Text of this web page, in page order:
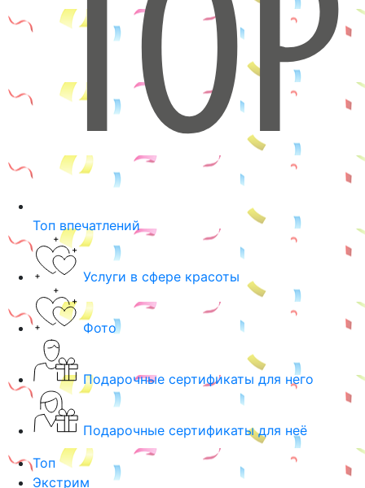
Топ впечатлений
Услуги в сфере красоты
Фото
Подарочные сертификаты для него
Подарочные сертификаты для неё
Топ
Экстрим